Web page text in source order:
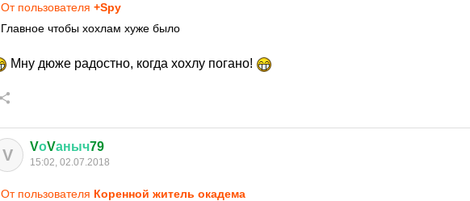
От пользователя +Spy
Главное чтобы хохлам хуже было
Мну дюже радостно, когда хохлу погано!
V VоVаныч79
15:02, 02.07.2018
От пользователя Коренной житель окадема